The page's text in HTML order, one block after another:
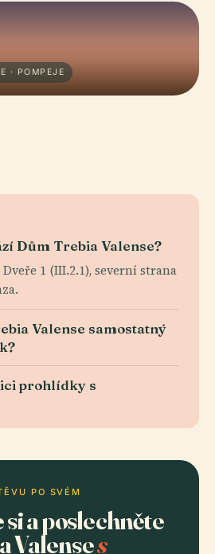
· POMPEJE
Dům Trebia Valense?
1 (III.2.1), severní strana
Valense samostatný
prohlídky s
PO SVÉM
a poslechněte
Valenses